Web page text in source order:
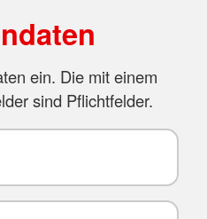
ein. Die mit einem
sind Pflichtfelder.